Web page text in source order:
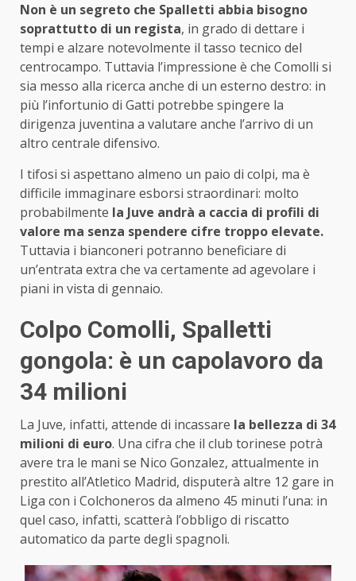
Non è un segreto che Spalletti abbia bisogno
soprattutto di un regista, in grado di dettare i
tempi e alzare notevolmente il tasso tecnico del
centrocampo. Tuttavia l’impressione è che Comolli si
sia messo alla ricerca anche di un esterno destro: in
più l’infortunio di Gatti potrebbe spingere la
dirigenza juventina a valutare anche l’arrivo di un
altro centrale difensivo.
I tifosi si aspettano almeno un paio di colpi, ma è
difficile immaginare esborsi straordinari: molto
probabilmente la Juve andrà a caccia di profili di
valore ma senza spendere cifre troppo elevate.
Tuttavia i bianconeri potranno beneficiare di
un’entrata extra che va certamente ad agevolare i
piani in vista di gennaio.
Colpo Comolli, Spalletti
gongola: è un capolavoro da
34 milioni
La Juve, infatti, attende di incassare la bellezza di 34
milioni di euro. Una cifra che il club torinese potrà
avere tra le mani se Nico Gonzalez, attualmente in
prestito all’Atletico Madrid, disputerà altre 12 gare in
Liga con i Colchoneros da almeno 45 minuti l’una: in
quel caso, infatti, scatterà l’obbligo di riscatto
automatico da parte degli spagnoli.